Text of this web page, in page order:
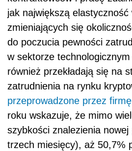
jak największą elastyczność
zmieniających się
do poczucia pewności
w sektorze
również przekładają się na
zatrudnienia na rynku
przeprowadzone przez
roku wskazuje, że mimo
szybkości znalezienia
trzech miesięcy), aż 50,7%